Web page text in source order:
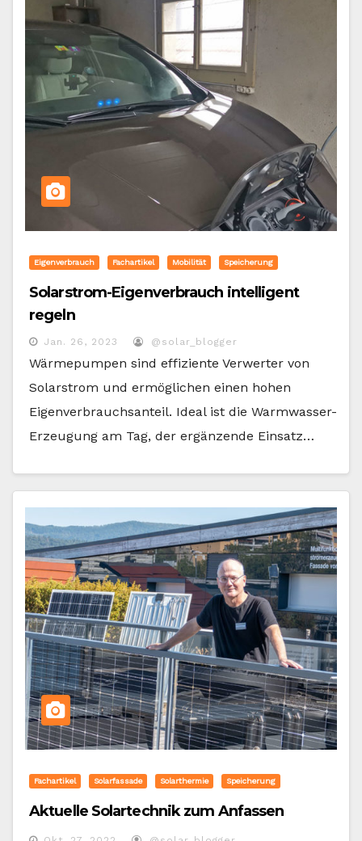
Eigenverbrauch Fachartikel Mobilität Speicherung
Solarstrom-Eigenverbrauch intelligent
regeln
Jan. 26, 2023 @solar_blogger
Wärmepumpen sind effiziente Verwerter von
Solarstrom und ermöglichen einen hohen
Eigenverbrauchsanteil. Ideal ist die Warmwasser-
Erzeugung am Tag, der ergänzende Einsatz…
Fachartikel Solarfassade Solarthermie Speicherung
Aktuelle Solartechnik zum Anfassen